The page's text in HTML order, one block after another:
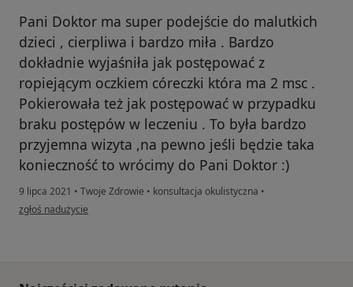
Pani Doktor ma super podejście do malutkich
dzieci , cierpliwa i bardzo miła . Bardzo
dokładnie wyjaśniła jak postępować z
ropiejącym oczkiem córeczki która ma 2 msc .
Pokierowała też jak postępować w przypadku
braku postępów w leczeniu . To była bardzo
przyjemna wizyta ,na pewno jeśli będzie taka
konieczność to wrócimy do Pani Doktor :)
9 lipca 2021 • Twoje Zdrowie • konsultacja okulistyczna •
w opinii użytkownika Karolina
zgłoś nadużycie